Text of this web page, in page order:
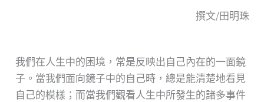
撰文/田明珠
我們在人生中的困境，常是反映出自己內在的一面鏡
子。當我們面向鏡子中的自己時，總是能清楚地看見
自己的模樣；而當我們觀看人生中所發生的諸多事件